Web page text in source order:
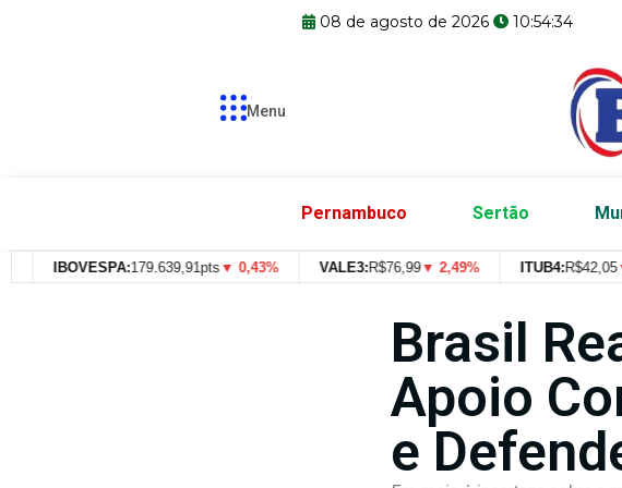
08 de agosto de 2026 10:54:35
Menu
Pernambuco Sertão
IBOVESPA:179.639,91pts▼ 0,43% VALE3:R$76,99▼ 2,49% ITUB4:R$42,05▼
Brasil
Apoio
e